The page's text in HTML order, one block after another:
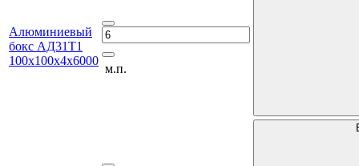
Алюминиевый
бокс АД31Т1
100х100х4х6000
м.п.